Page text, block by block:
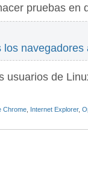
pruebas en
navegadores
usuarios de
Chrome Internet Explorer,